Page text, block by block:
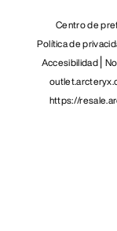
Centro de
Política de
Accesibilidad
https://